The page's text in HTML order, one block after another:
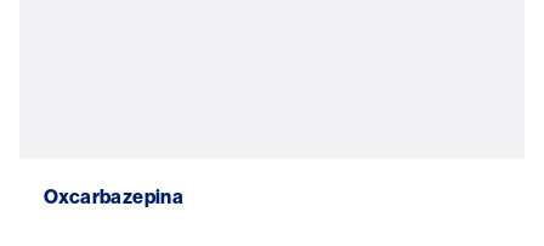
Oxcarbazepina